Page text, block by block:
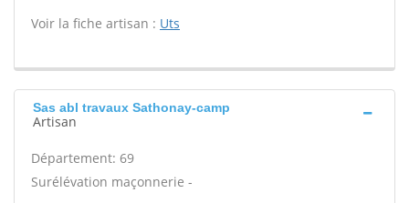
Voir la fiche artisan : Uts
Sas abl travaux Sathonay-camp
Artisan
Département: 69
Surélévation maçonnerie -